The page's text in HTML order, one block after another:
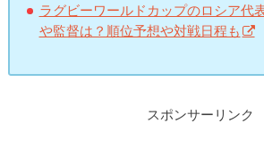
ラグビーワールドカップのロシア代
や監督は？順位予想や対戦日程も
スポンサーリンク